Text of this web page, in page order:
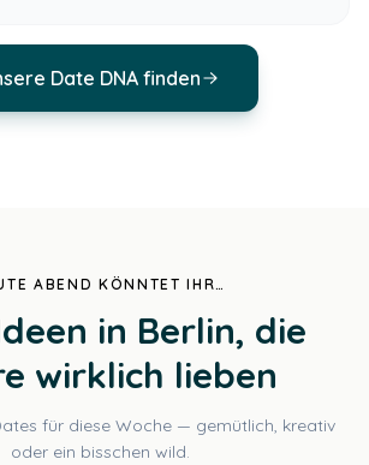
Date DNA finden
ABEND KÖNNTET IHR…
in Berlin, die
wirklich lieben
für diese Woche — gemütlich, kreativ
oder ein bisschen wild.